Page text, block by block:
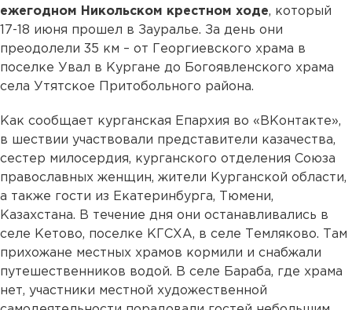
ежегодном Никольском крестном ходе, который
17-18 июня прошел в Зауралье. За день они
преодолели 35 км – от Георгиевского храма в
поселке Увал в Кургане до Богоявленского храма
села Утятское Притобольного района.
Как сообщает курганская Епархия во «ВКонтакте»,
в шествии участвовали представители казачества,
сестер милосердия, курганского отделения Союза
православных женщин, жители Курганской области,
а также гости из Екатеринбурга, Тюмени,
Казахстана. В течение дня они останавливались в
селе Кетово, поселке КГСХА, в селе Темляково. Там
прихожане местных храмов кормили и снабжали
путешественников водой. В селе Бараба, где храма
нет, участники местной художественной